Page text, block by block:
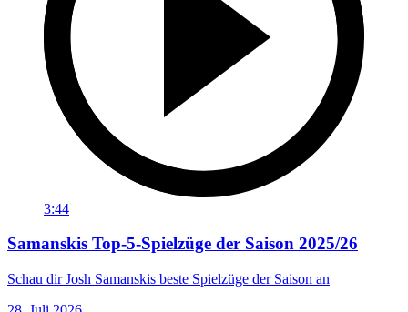
3:44
Samanskis Top-5-Spielzüge der Saison 2025/26
Schau dir Josh Samanskis beste Spielzüge der Saison an